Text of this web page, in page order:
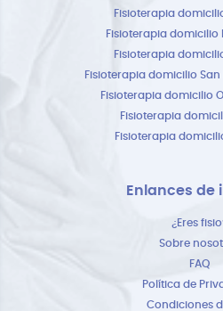
Fisioterapia
Fisioterapia domicilio
Fisioterapia
Fisioterapia domicilio San
Fisioterapia domicilio
Fisioterapia
Fisioterapia
Enlances de
¿Eres
Sobre
FAQ
Política de
Condiciones